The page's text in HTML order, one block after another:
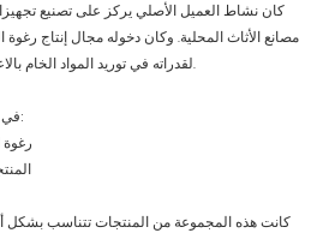
كان نشاط العميل الأصلي يركز على تصنيع
مصانع الأثاث المحلية. وكان دخوله مجال إنتاج رغوة
لقدراته في توريد المواد الخام بالاعتماد على موارده التجارية الحالية.
في المرحلة الأولى، ركز العميل على:
رغوة
كانت هذه المجموعة من المنتجات تتناسب بشكل